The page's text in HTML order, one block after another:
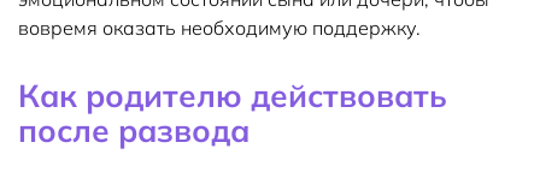
вовремя оказать необходимую поддержку.
Как родителю действовать
после развода